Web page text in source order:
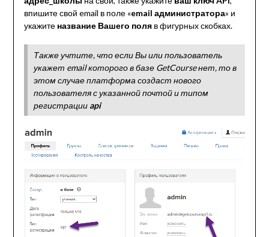
впишите свой email в поле «email администратора» и
укажите название Вашего поляв фигурных скобках.
Также учтите, что если Вы или пользователь
укажет email которого в базе GetCourse нет, то в
этом случае платформа создаст нового
пользователя с указанной почтой и типом
регистрации api